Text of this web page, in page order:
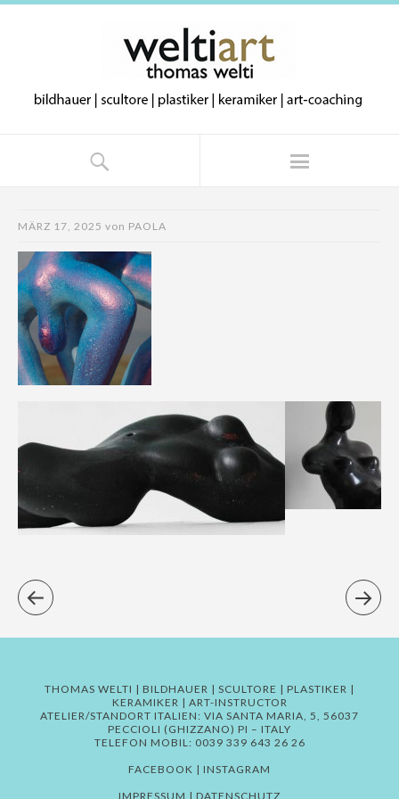
MÄRZ 17, 2025 von PAOLA
THOMAS WELTI | BILDHAUER | SCULTORE | PLASTIKER |
KERAMIKER | ART-INSTRUCTOR
ATELIER/STANDORT ITALIEN: VIA SANTA MARIA, 5, 56037
PECCIOLI (GHIZZANO) PI – ITALY
TELEFON MOBIL: 0039 339 643 26 26
FACEBOOK | INSTAGRAM
IMPRESSUM | DATENSCHUTZ